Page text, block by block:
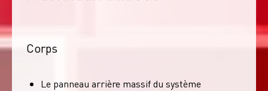
Corps
Le panneau arrière massif du système